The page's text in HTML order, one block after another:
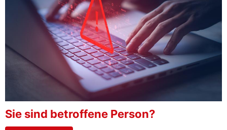
Sie sind betroffene Person?